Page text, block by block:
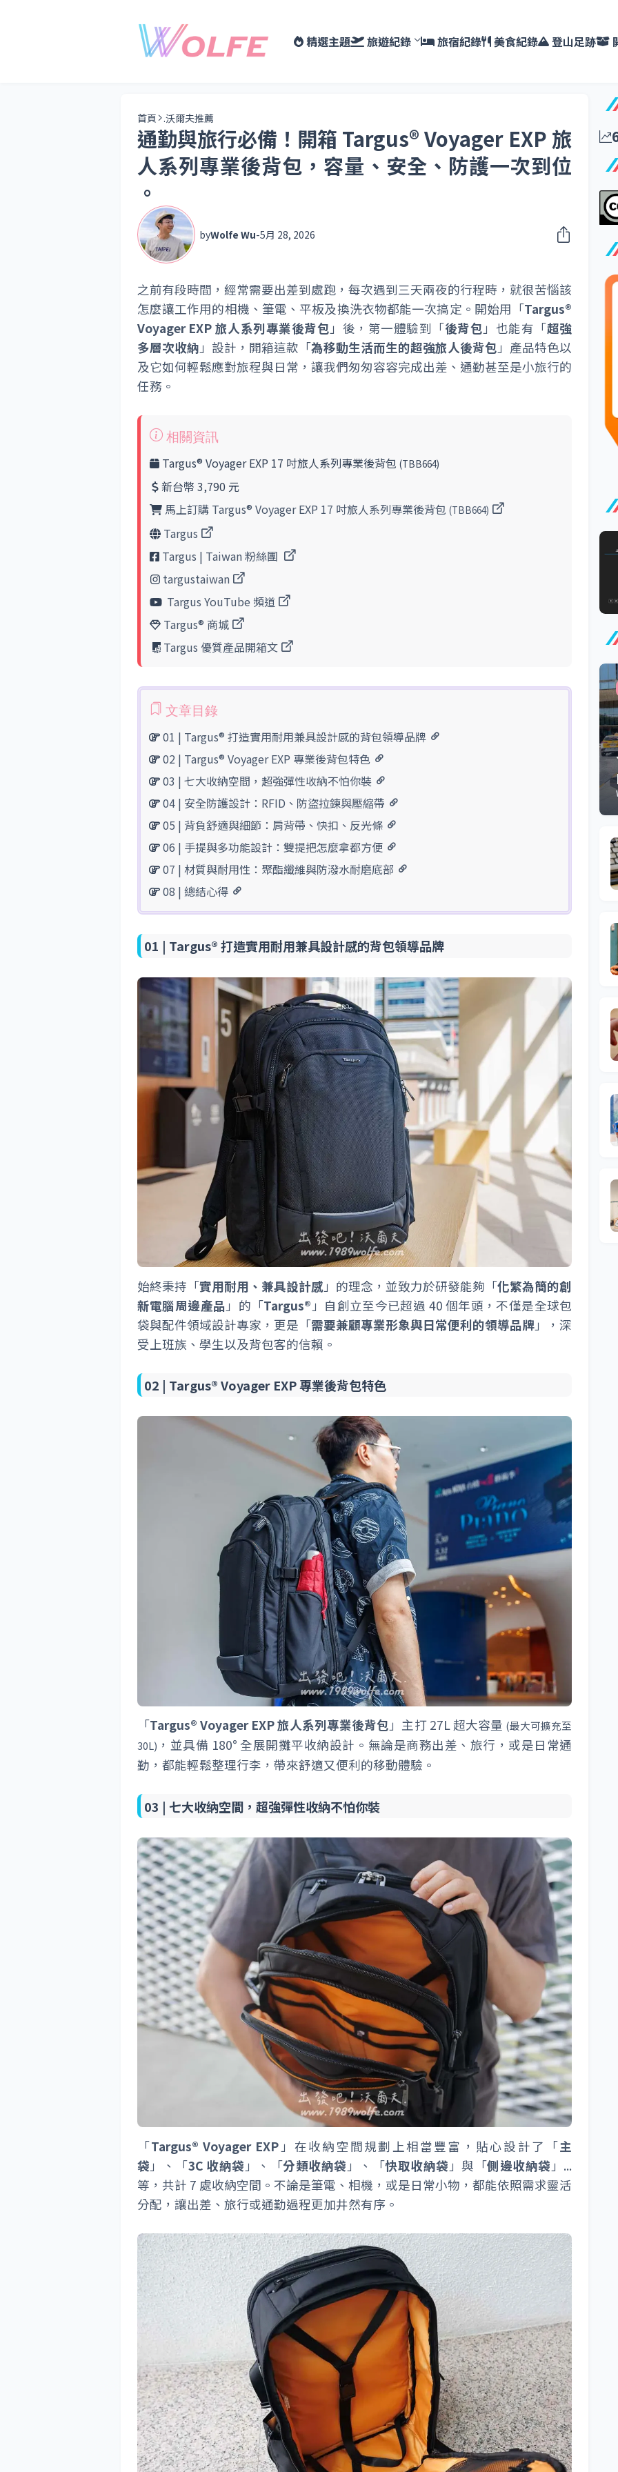
精選主題 旅遊紀錄 旅宿紀錄 美食紀錄 登山足跡
首頁 .沃爾夫推薦
通勤與旅行必備！開箱 Targus® Voyager EXP 旅
人系列專業後背包，容量、安全、防護一次到位
。
byWolfe Wu-5月 28, 2026
之前有段時間，經常需要出差到處跑，每次遇到三天兩夜的行程時，就很苦惱該
怎麼讓工作用的相機、筆電、平板及換洗衣物都能一次搞定。開始用「Targus®
Voyager EXP 旅人系列專業後背包」後，第一體驗到「後背包」也能有「超強
多層次收納」設計，開箱這款「為移動生活而生的超強旅人後背包」產品特色以
及它如何輕鬆應對旅程與日常，讓我們匆匆容容完成出差、通勤甚至是小旅行的
任務。
Targus® Voyager EXP 17 吋旅人系列專業後背包 (TBB664)
新台幣 3,790 元
馬上訂購 Targus® Voyager EXP 17 吋旅人系列專業後背包 (TBB664)
Targus
Targus | Taiwan 粉絲團
targustaiwan
Targus YouTube 頻道
Targus® 商城
Targus 優質產品開箱文
01 | Targus® 打造實用耐用兼具設計感的背包領導品牌
02 | Targus® Voyager EXP 專業後背包特色
03 | 七大收納空間，超強彈性收納不怕你裝
04 | 安全防護設計：RFID、防盜拉鍊與壓縮帶
05 | 背負舒適與細節：肩背帶、快扣、反光條
06 | 手提與多功能設計：雙提把怎麼拿都方便
07 | 材質與耐用性：聚酯纖維與防潑水耐磨底部
08 | 總結心得
01 | Targus® 打造實用耐用兼具設計感的背包領導品牌
始終秉持「實用耐用、兼具設計感」的理念，並致力於研發能夠「化繁為簡的創
新電腦周邊產品 」的「Targus® 」自創立至今已超過 40 個年頭，不僅是全球包
袋與配件領域設計專家，更是「需要兼顧專業形象與日常便利的領導品牌 」，深
受上班族、學生以及背包客的信賴。
02 | Targus® Voyager EXP 專業後背包特色
「Targus® Voyager EXP 旅人系列專業後背包」主打 27L 超大容量 (最大可擴充至
30L) ，並具備 180° 全展開攤平收納設計。無論是商務出差、旅行，或是日常通
勤，都能輕鬆整理行李，帶來舒適又便利的移動體驗。
03 |七大收納空間，超強彈性收納不怕你裝
「Targus® Voyager EXP」在收納空間規劃上相當豐富，貼心設計了「主
袋」、「3C 收納袋」、「分類收納袋」、「快取收納袋」與「側邊收納袋」...
等，共計 7 處收納空間。不論是筆電、相機，或是日常小物，都能依照需求靈活
分配，讓出差、旅行或通勤過程更加井然有序。